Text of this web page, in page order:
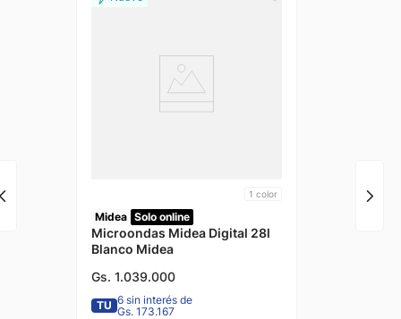
1 color
Midea Solo online
Microondas Midea Digital 28l
Blanco Midea
Gs. 1.039.000
TU 6 sin interés de
Gs. 173.167